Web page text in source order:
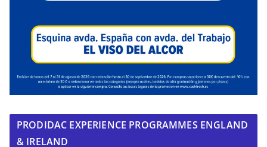
PRODIDAC EXPERIENCE PROGRAMMES ENGLAND
& IRELAND